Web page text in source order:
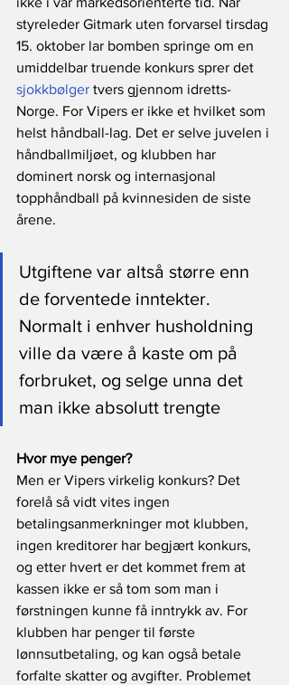
styreleder Gitmark uten forvarsel tirsdag
15. oktober lar bomben springe om en
umiddelbar truende konkurs sprer det
sjokkbølger tvers gjennom idretts-
Norge. For Vipers er ikke et hvilket som
helst håndball-lag. Det er selve juvelen i
håndballmiljøet, og klubben har
dominert norsk og internasjonal
topphåndball på kvinnesiden de siste
årene.
Utgiftene var altså større enn
de forventede inntekter.
Normalt i enhver husholdning
ville da være å kaste om på
forbruket, og selge unna det
man ikke absolutt trengte
Hvor mye penger?
Men er Vipers virkelig konkurs? Det
forelå så vidt vites ingen
betalingsanmerkninger mot klubben,
ingen kreditorer har begjært konkurs,
og etter hvert er det kommet frem at
kassen ikke er så tom som man i
førstningen kunne få inntrykk av. For
klubben har penger til første
lønnsutbetaling, og kan også betale
forfalte skatter og avgifter. Problemet